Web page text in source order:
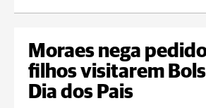
Moraes nega
filhos visitarem
Dia dos Pais